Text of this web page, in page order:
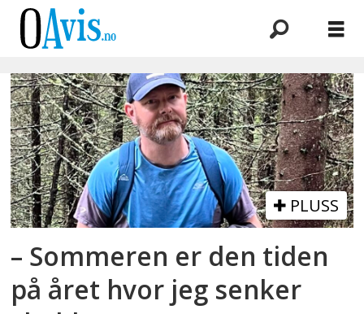
Emne:
oddbjørn
lager
nesje
PLUSS
– Sommeren er den tiden
på året hvor jeg senker